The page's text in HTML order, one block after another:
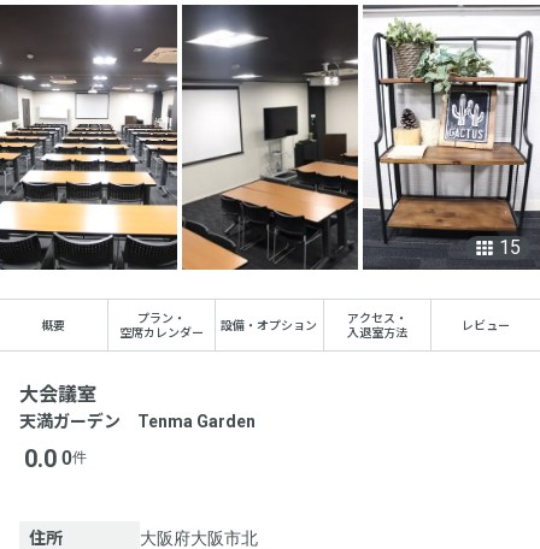
15
概要
プラン ・
空席カレンダー
設備・オプション
アクセス ・
入退室方法
レビュー
大会議室
天満ガーデン Tenma Garden
0.0 0件
住所
大阪府大阪市北